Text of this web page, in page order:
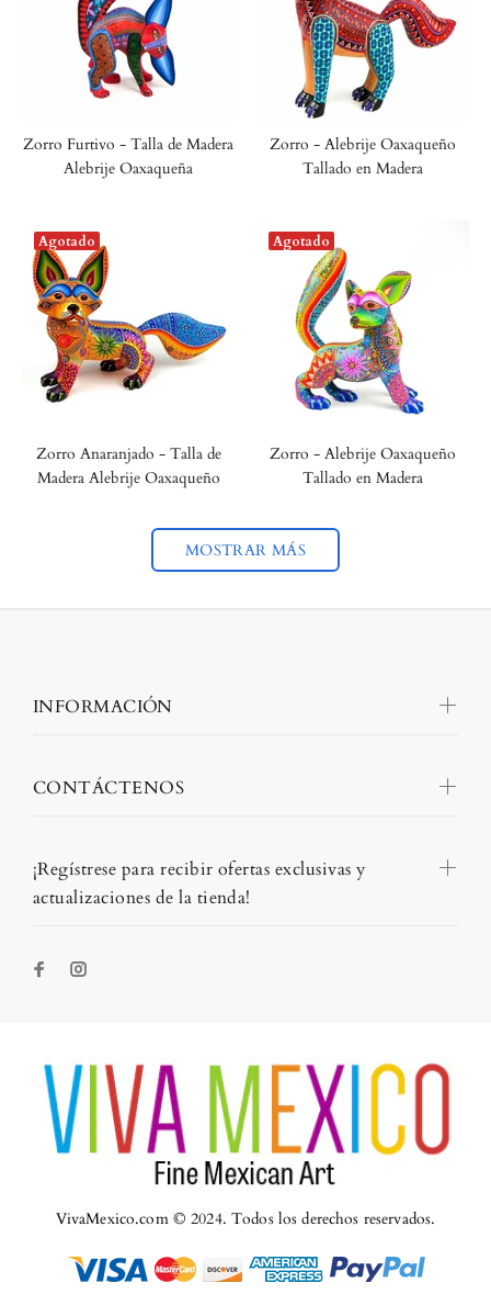
Zorro Furtivo - Talla de Madera
Alebrije Oaxaqueña
Zorro - Alebrije Oaxaqueño
Tallado en Madera
Agotado
Zorro Anaranjado - Talla de
Madera Alebrije Oaxaqueño
Agotado
Zorro - Alebrije Oaxaqueño
Tallado en Madera
MOSTRAR MÁS
¡Regístrese para recibir ofertas exclusivas y
actualizaciones de la tienda!
INFORMACIÓN
CONTÁCTENOS
VivaMexico.com © 2024. Todos los derechos reservados.